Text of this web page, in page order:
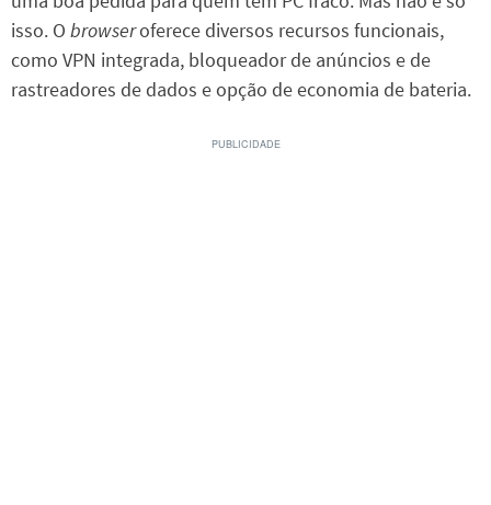
isso. O browseroferece diversos recursos funcionais,
como VPN integrada, bloqueador de anúncios e de
rastreadores de dados e opção de economia de bateria.